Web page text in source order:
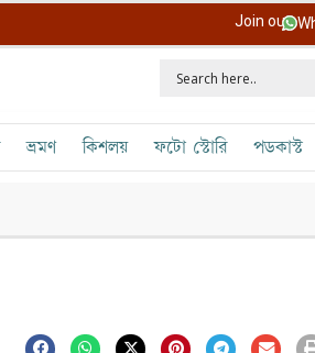
Join our
ভ্রমণ কিশলয় ফটো স্টোরি পডকাস্ট